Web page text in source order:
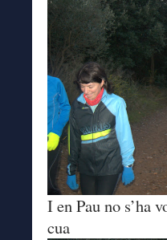
I en Pau no s’ha
cua